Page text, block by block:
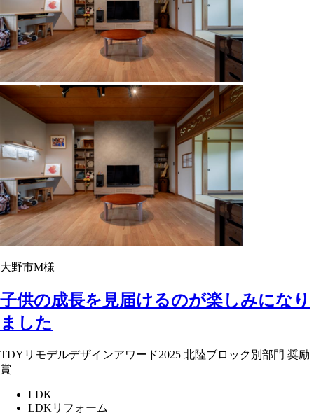
大野市M様
子供の成長を見届けるのが楽しみになり
ました
TDYリモデルデザインアワード2025 北陸ブロック別部門 奨励
賞
LDK
LDKリフォーム